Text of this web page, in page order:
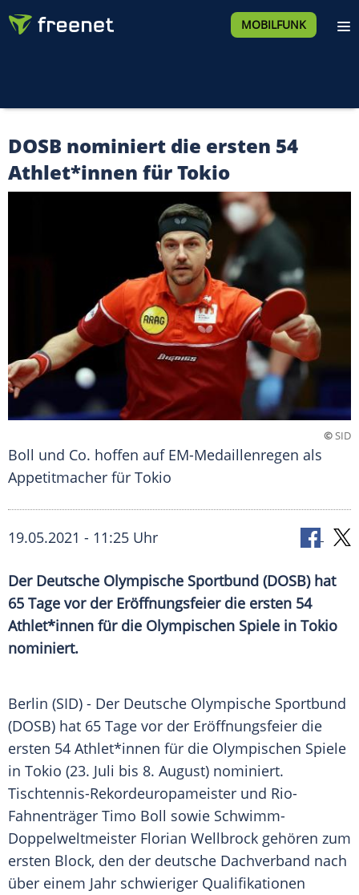
MOBILFUNK
DOSB nominiert die ersten 54
Athlet*innen für Tokio
©SID
Boll und Co. hoffen auf EM-Medaillenregen als
Appetitmacher für Tokio
19.05.2021 - 11:25 Uhr
Der Deutsche Olympische Sportbund (DOSB) hat
65 Tage vor der Eröffnungsfeierdie ersten 54
Athlet*innen für die Olympischen Spiele in Tokio
nominiert.
Berlin (SID) - Der Deutsche Olympische Sportbund
(DOSB) hat 65 Tage vor der Eröffnungsfeier die
ersten 54 Athlet*innen für die Olympischen Spiele
in Tokio (23. Juli bis 8. August) nominiert.
Tischtennis-Rekordeuropameister und Rio-
Fahnenträger Timo Boll sowie Schwimm-
Doppelweltmeister Florian Wellbrock gehören zum
ersten Block, den der deutsche Dachverband nach
über einem Jahr schwieriger Qualifikationen